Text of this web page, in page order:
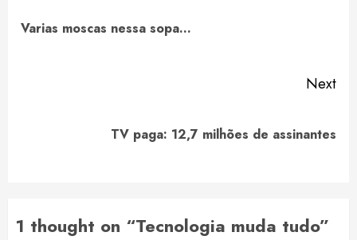
Varias moscas nessa sopa…
Next
TV paga: 12,7 milhões de assinantes
1 thought on “Tecnologia muda tudo”